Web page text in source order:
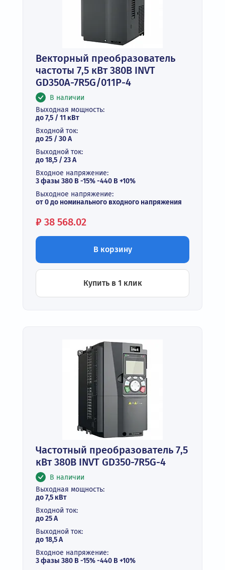
Векторный преобразователь
частоты 7,5 кВт 380В INVT
GD350A-7R5G/011P-4
В наличии
Выходная мощность:
до 7,5 / 11 кВт
Входной ток:
до 25 / 30 А
Выходной ток:
до 18,5 / 23 A
Входное напряжение:
3 фазы 380 В -15% -440 В +10%
Выходное напряжение:
от 0 до номинального входного напряжения
Цена:
₽ 38 568.02
В корзину
Купить в 1 клик
Частотный преобразователь 7,5
кВт 380В INVT GD350-7R5G-4
В наличии
Выходная мощность:
до 7,5 кВт
Входной ток:
до 25 А
Выходной ток:
до 18,5 А
Входное напряжение:
3 фазы 380 В -15% -440 В +10%